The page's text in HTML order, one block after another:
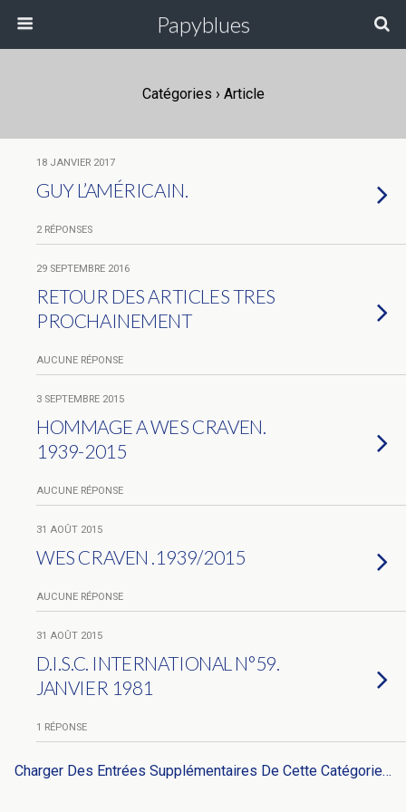
Papyblues
Catégories › Article
18 JANVIER 2017
GUY L’AMÉRICAIN.
2 RÉPONSES
29 SEPTEMBRE 2016
RETOUR DES ARTICLES TRES
PROCHAINEMENT
AUCUNE RÉPONSE
3 SEPTEMBRE 2015
HOMMAGE A WES CRAVEN.
1939-2015
AUCUNE RÉPONSE
31 AOÛT 2015
WES CRAVEN .1939/2015
AUCUNE RÉPONSE
31 AOÛT 2015
D.I.S.C. INTERNATIONAL N°59.
JANVIER 1981
1 RÉPONSE
Charger Des Entrées Supplémentaires De Cette Catégorie…